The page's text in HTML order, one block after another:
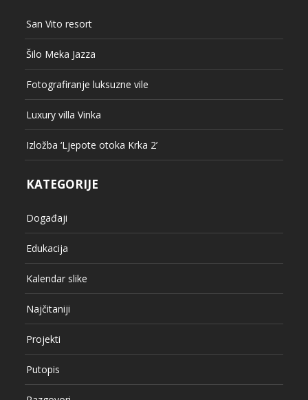
San Vito resort
Šilo Meka Jazza
Fotografiranje luksuzne vile
Luxury villa Vinka
Izložba ‘Ljepote otoka Krka 2’
KATEGORIJE
Događaji
Edukacija
Kalendar slike
Najčitaniji
Projekti
Putopis